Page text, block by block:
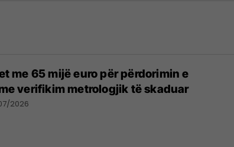
me 65 mijë euro për përdorimin e
verifikim metrologjik të skaduar
2026